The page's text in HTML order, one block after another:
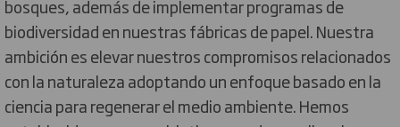
bosques, además de implementar programas de
biodiversidad en nuestras fábricas de papel. Nuestra
ambición es elevar nuestros compromisos relacionados
con la naturaleza adoptando un enfoque basado en la
ciencia para regenerar el medio ambiente. Hemos